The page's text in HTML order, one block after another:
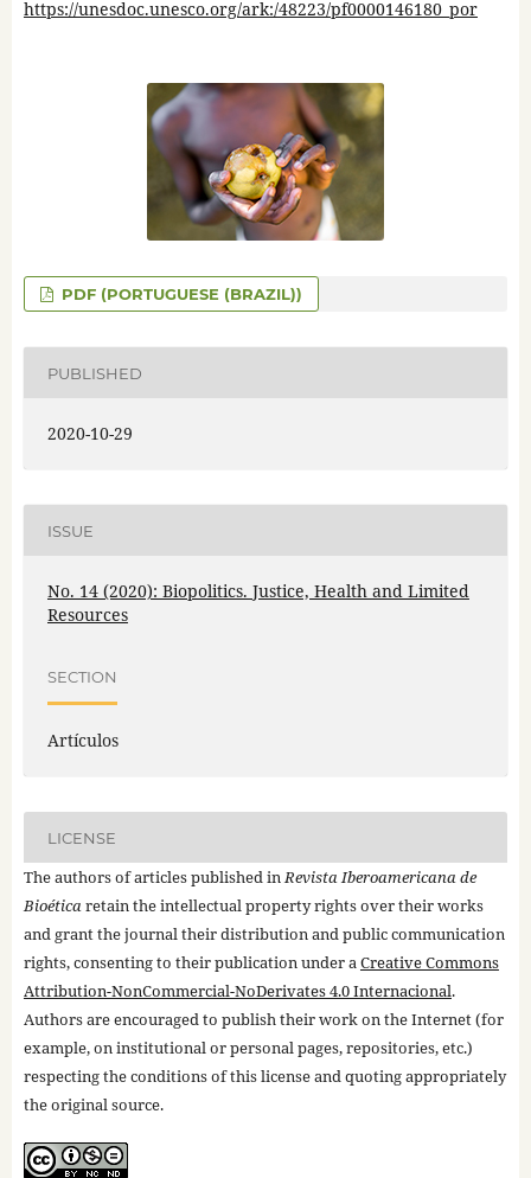
https://unesdoc.unesco.org/ark:/48223/pf0000146180_por
PDF (PORTUGUESE (BRAZIL))
PUBLISHED
2020-10-29
ISSUE
No. 14 (2020): Biopolitics. Justice, Health and Limited
Resources
SECTION
Artículos
LICENSE
The authors of articles published inRevista Iberoamericana de
Bioéticaretain the intellectual property rights over their works
and grant the journal their distribution and public communication
rights, consenting to their publication under aCreative Commons
Attribution-NonCommercial-NoDerivates 4.0 Internacional.
Authors are encouraged to publish their work on the Internet (for
example, on institutional or personal pages, repositories, etc.)
respecting the conditions of this license and quoting appropriately
the original source.